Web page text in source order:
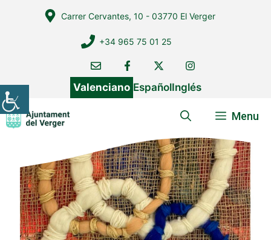
Carrer Cervantes, 10 - 03770 El Verger
+34 965 75 01 25
Valenciano EspañolInglés
Menu